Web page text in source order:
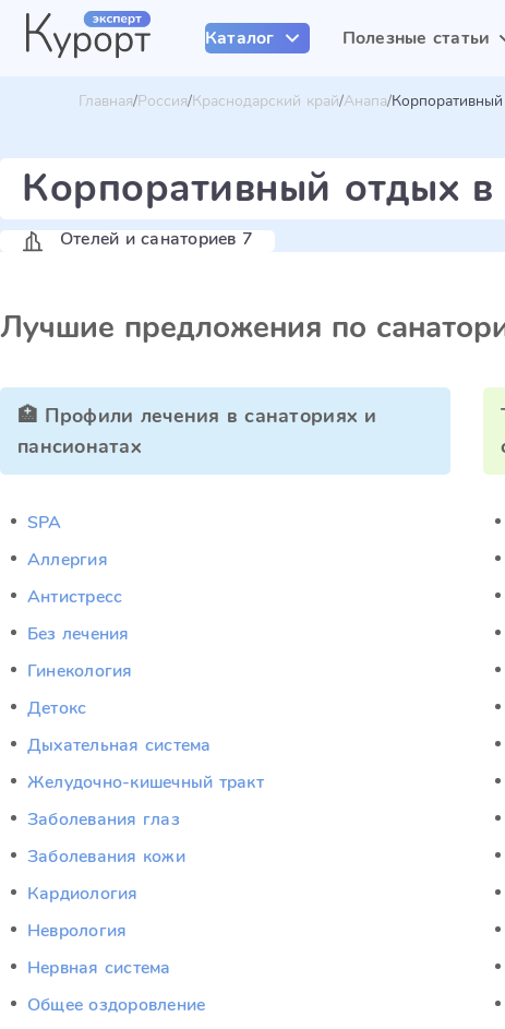
Каталог Полезные статьи
Главная Россия Краснодарский край Анапа
Корпоративный отдых
Отелей и санаториев 7
Лучшие предложения по
🏥 Профили лечения в санаториях и
пансионатах
SPA
Аллергия
Антистресс
Без лечения
Гинекология
Детокс
Дыхательная система
Желудочно-кишечный тракт
Заболевания глаз
Заболевания кожи
Кардиология
Неврология
Нервная система
Общее оздоровление